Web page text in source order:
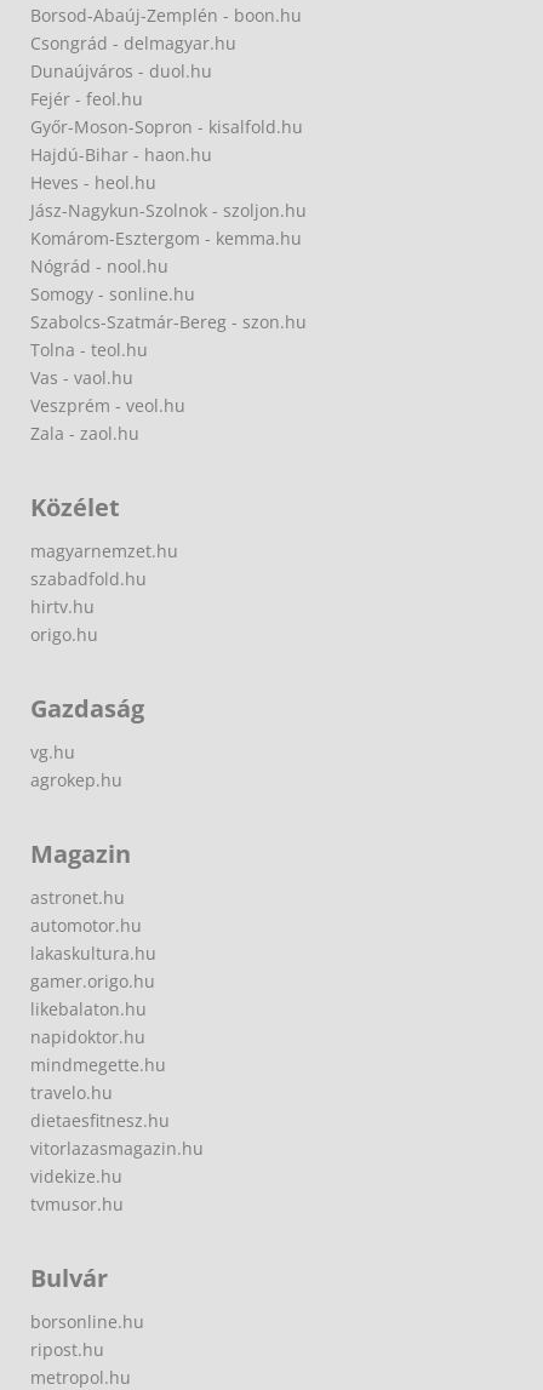
Borsod-Abaúj-Zemplén - boon.hu
Csongrád - delmagyar.hu
Dunaújváros - duol.hu
Fejér - feol.hu
Győr-Moson-Sopron - kisalfold.hu
Hajdú-Bihar - haon.hu
Heves - heol.hu
Jász-Nagykun-Szolnok - szoljon.hu
Komárom-Esztergom - kemma.hu
Nógrád - nool.hu
Somogy - sonline.hu
Szabolcs-Szatmár-Bereg - szon.hu
Tolna - teol.hu
Vas - vaol.hu
Veszprém - veol.hu
Zala - zaol.hu
Közélet
magyarnemzet.hu
szabadfold.hu
hirtv.hu
origo.hu
Gazdaság
vg.hu
agrokep.hu
Magazin
astronet.hu
automotor.hu
lakaskultura.hu
gamer.origo.hu
likebalaton.hu
napidoktor.hu
mindmegette.hu
travelo.hu
dietaesfitnesz.hu
vitorlazasmagazin.hu
videkize.hu
tvmusor.hu
Bulvár
borsonline.hu
ripost.hu
metropol.hu